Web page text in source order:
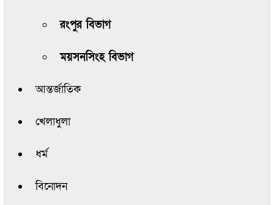
রংপুর বিভাগ
ময়সনসিংহ বিভাগ
আন্তর্জাতিক
খেলাধুলা
ধর্ম
বিনোদন